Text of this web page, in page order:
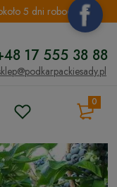
5 dni roboczych.
17 555 38 88
0